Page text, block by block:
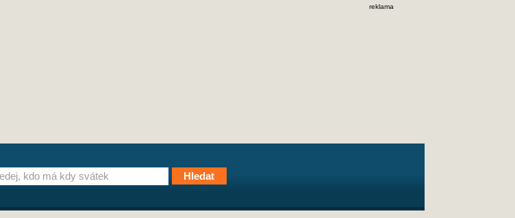
reklama